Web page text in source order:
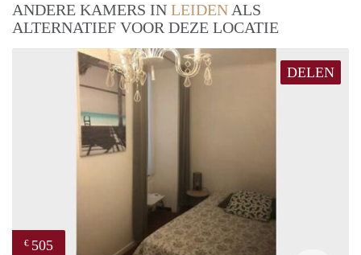
ANDERE KAMERS IN LEIDEN ALS
ALTERNATIEF VOOR DEZE LOCATIE
DELEN
€ 505